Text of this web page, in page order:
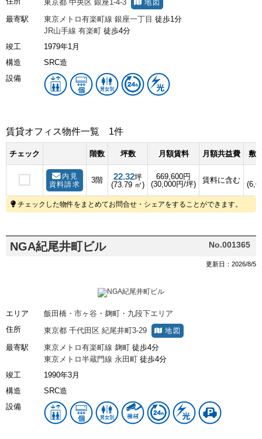
東京都 中央区 銀座1-4-3 地図
最寄駅 東京メトロ有楽町線 銀座一丁目 徒歩1分
JR山手線 有楽町 徒歩4分
竣工
1979年1月
構造
SRC造
設備
賃貸オフィス物件一覧 1件
チェック 階数 坪数 月額賃料 月額共益費 敷
内見
資料請求
3階 22.32坪
(73.79 ㎡)
669,600円
(30,000円/坪)
賃料に含む
チェックした物件をまとめてお問合せ・シェアをすることができます。
NGA紀尾井町ビル No.001365
更新日：2026/8/5
エリア
飯田橋・市ヶ谷・麹町・九段下エリア
住所
東京都 千代田区 紀尾井町3-29 地図
最寄駅 東京メトロ有楽町線 麹町 徒歩4分
東京メトロ半蔵門線 永田町 徒歩4分
竣工
1990年3月
構造
SRC造
設備